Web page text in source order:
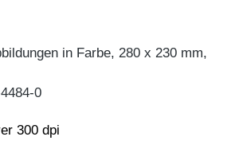
in Farbe, 280 x 230 mm,
0
300 dpi